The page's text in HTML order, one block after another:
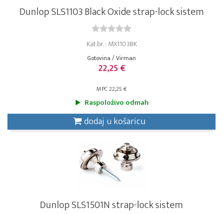
Dunlop SLS1103 Black Oxide strap-lock sistem
Kat.br. : MX1103BK
Gotovina / Virman
22,25 €
MPC 22,25 €
Raspoloživo odmah
dodaj u košaricu
Dunlop SLS1501N strap-lock sistem